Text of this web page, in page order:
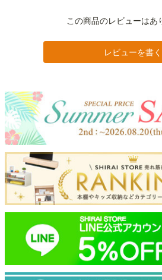
この商品のレビューはあ
レビューを書く